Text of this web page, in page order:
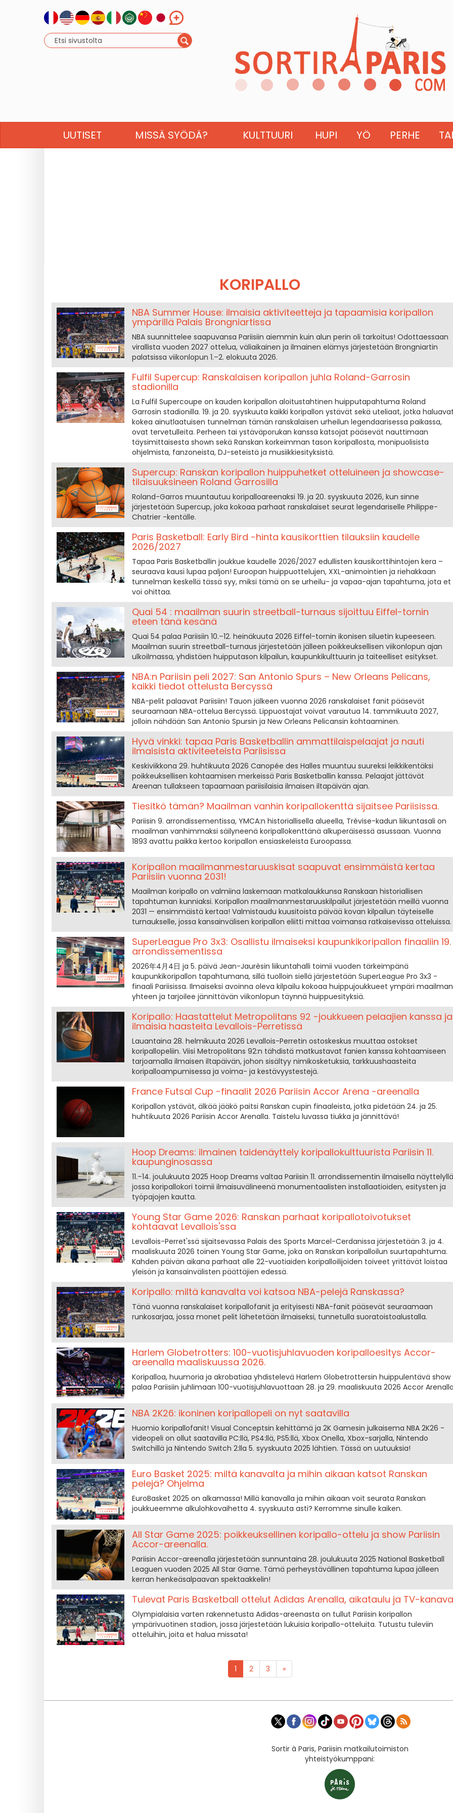
UUTISET MISSÄ SYÖDÄ? KULTTUURI HUPI YÖ PERHE
KORIPALLO
NBA Summer House: ilmaisia aktiviteetteja ja tapaamisia koripallon
ympärillä Palais Brongniartissa
NBA suunnittelee saapuvansa Pariisiin aiemmin kuin alun perin oli tarkoitus! Odottaessaan
virallista vuoden 2027 ottelua, väliaikainen ja ilmainen elämys järjestetään Brongniartin
palatsissa viikonlopun 1.–2. elokuuta 2026.
Fulfil Supercup: Ranskalaisen koripallon juhla Roland-Garrosin
stadionilla
La Fulfil Supercoupe on kauden koripallon aloitustahtinen huipputapahtuma Roland
Garrosin stadionilla. 19. ja 20. syyskuuta kaikki koripallon ystävät sekä uteliaat, jotka
kokea ainutlaatuisen tunnelman tämän ranskalaisen urheilun legendaarisessa paikassa,
ovat tervetulleita. Perheen tai ystäväporukan kanssa katsojat pääsevät nauttimaan
täysimittaisesta shown sekä Ranskan korkeimman tason koripallosta, monipuolisista
ohjelmista, fanzoneista, DJ-seteistä ja musiikkiesityksistä.
Supercup: Ranskan koripallon huippuhetket otteluineen ja showcase-
tilaisuuksineen Roland Garrosilla
Roland-Garros muuntautuu koripalloareenaksi 19. ja 20. syyskuuta 2026, kun sinne
järjestetään Supercup, joka kokoaa parhaat ranskalaiset seurat legendariselle Philippe-
Chatrier -kentälle.
Paris Basketball: Early Bird -hinta kausikorttien tilauksiin kaudelle
2026/2027
Tapaa Paris Basketballin joukkue kaudelle 2026/2027 edullisten kausikorttihintojen kera –
seuraava kausi lupaa paljon! Euroopan huippuottelujen, XXL-animointien ja riehakkaan
tunnelman keskellä tässä syy, miksi tämä on se urheilu- ja vapaa-ajan tapahtuma, jota et
voi ohittaa.
Quai 54 : maailman suurin streetball-turnaus sijoittuu Eiffel-tornin
eteen tänä kesänä
Quai 54 palaa Pariisiin 10.–12. heinäkuuta 2026 Eiffel-tornin ikonisen siluetin kupeeseen.
Maailman suurin streetball-turnaus järjestetään jälleen poikkeuksellisen viikonlopun ajan
ulkoilmassa, yhdistäen huipputason kilpailun, kaupunkikulttuurin ja taiteelliset esitykset.
NBA:n Pariisin peli 2027: San Antonio Spurs – New Orleans Pelicans,
kaikki tiedot ottelusta Bercyssä
NBA-pelit palaavat Pariisiin! Tauon jälkeen vuonna 2026 ranskalaiset fanit pääsevät
seuraamaan NBA-ottelua Bercyssä. Lippuostajat voivat varautua 14. tammikuuta 2027,
jolloin nähdään San Antonio Spursin ja New Orleans Pelicansin kohtaaminen.
Hyvä vinkki: tapaa Paris Basketballin ammattilaispelaajat ja nauti
ilmaisista aktiviteeteista Pariisissa
Keskiviikkona 29. huhtikuuta 2026 Canopée des Halles muuntuu suureksi leikkikentäksi
poikkeuksellisen kohtaamisen merkeissä Paris Basketballin kanssa. Pelaajat jättävät
Areenan tullakseen tapaamaan pariisilaisia ilmaisen iltapäivän ajan.
Tiesitkö tämän? Maailman vanhin koripallokenttä sijaitsee Pariisissa.
Pariisin 9. arrondissementissa, YMCA:n historiallisella alueella, Trévise-kadun liikuntasali on
maailman vanhimmaksi säilyneenä koripallokenttänä alkuperäisessä asussaan. Vuonna
1893 avattu paikka kertoo koripallon ensiaskeleista Euroopassa.
Koripallon maailmanmestaruuskisat saapuvat ensimmäistä kertaa
Pariisiin vuonna 2031!
Maailman koripallo on valmiina laskemaan matkalaukkunsa Ranskaan historiallisen
tapahtuman kunniaksi. Koripallon maailmanmestaruuskilpailut järjestetään meillä vuonna
2031 — ensimmäistä kertaa! Valmistaudu kuusitoista päivää kovan kilpailun täyteiselle
turnaukselle, jossa kansainvälisen koripallon eliitti mittaa voimansa ratkaisevissa otteluissa.
SuperLeague Pro 3x3: Osallistu ilmaiseksi kaupunkikoripallon finaaliin 19.
arrondissementissa
2026年4月4日 ja 5. päivä Jean-Jaurèsin liikuntahalli toimii vuoden tärkeimpänä
kaupunkikoripallon tapahtumana, sillä tuolloin siellä järjestetään SuperLeague Pro 3x3 -
finaali Pariisissa. Ilmaiseksi avoinna oleva kilpailu kokoaa huippujoukkueet ympäri maailman
yhteen ja tarjoilee jännittävän viikonlopun täynnä huippuesityksiä.
Koripallo: Haastattelut Metropolitans 92 -joukkueen pelaajien kanssa ja
ilmaisia haasteita Levallois-Perretissä
Lauantaina 28. helmikuuta 2026 Levallois-Perretin ostoskeskus muuttaa ostokset
koripallopeliin. Viisi Metropolitans 92:n tähdistä matkustavat fanien kanssa kohtaamiseen
tarjoamalla ilmaisen iltapäivän, johon sisältyy nimikosketuksia, tarkkuushaasteita
koripalloampumisessa ja voima- ja kestävyystestejä.
France Futsal Cup -finaalit 2026 Pariisin Accor Arena -areenalla
Koripallon ystävät, älkää jääkö paitsi Ranskan cupin finaaleista, jotka pidetään 24. ja 25.
huhtikuuta 2026 Pariisin Accor Arenalla. Taistelu luvassa tiukka ja jännittävä!
Hoop Dreams: ilmainen taidenäyttely koripallokulttuurista Pariisin 11.
kaupunginosassa
11.–14. joulukuuta 2025 Hoop Dreams valtaa Pariisin 11. arrondissementin ilmaisella
jossa koripallokori toimii ilmaisuvälineenä monumentaalisten installaatioiden, esitysten ja
työpajojen kautta.
Young Star Game 2026: Ranskan parhaat koripallotoivotukset
kohtaavat Levallois'ssa
Levallois-Perret'ssä sijaitsevassa Palais des Sports Marcel-Cerdanissa järjestetään 3. ja 4.
maaliskuuta 2026 toinen Young Star Game, joka on Ranskan koripalloilun suurtapahtuma.
Kahden päivän aikana parhaat alle 22-vuotiaiden koripalloilijoiden toiveet yrittävät loistaa
yleisön ja kansainvälisten päättäjien edessä.
Koripallo: miltä kanavalta voi katsoa NBA-pelejä Ranskassa?
Tänä vuonna ranskalaiset koripallofanit ja erityisesti NBA-fanit pääsevät seuraamaan
runkosarjaa, jossa monet pelit lähetetään ilmaiseksi, tunnetulla suoratoistoalustalla.
Harlem Globetrotters: 100-vuotisjuhlavuoden koripalloesitys Accor-
areenalla maaliskuussa 2026.
Koripalloa, huumoria ja akrobatiaa yhdistelevä Harlem Globetrottersin huippulentävä show
palaa Pariisiin juhlimaan 100-vuotisjuhlavuottaan 28. ja 29. maaliskuuta 2026 Accor
NBA 2K26: ikoninen koripallopeli on nyt saatavilla
Huomio koripallofanit! Visual Conceptsin kehittämä ja 2K Gamesin julkaisema NBA 2K26 -
videopeli on ollut saatavilla PC:llä, PS4:llä, PS5:llä, Xbox Onella, Xbox-sarjalla, Nintendo
Switchillä ja Nintendo Switch 2:lla 5. syyskuuta 2025 lähtien. Tässä on uutuuksia!
Euro Basket 2025: miltä kanavalta ja mihin aikaan katsot Ranskan
pelejä? Ohjelma
EuroBasket 2025 on alkamassa! Millä kanavalla ja mihin aikaan voit seurata Ranskan
joukkueemme alkulohkovaihetta 4. syyskuuta asti? Kerromme sinulle kaiken.
All Star Game 2025: poikkeuksellinen koripallo-ottelu ja show Pariisin
Accor-areenalla.
Pariisin Accor-areenalla järjestetään sunnuntaina 28. joulukuuta 2025 National Basketball
Leaguen vuoden 2025 All Star Game. Tämä perheystävällinen tapahtuma lupaa jälleen
kerran henkeäsalpaavan spektaakkelin!
Tulevat Paris Basketball ottelut Adidas Arenalla, aikataulu ja TV-kanava
Olympialaisia varten rakennetusta Adidas-areenasta on tullut Pariisin koripallon
ympärivuotinen stadion, jossa järjestetään lukuisia koripallo-otteluita. Tutustu tuleviin
otteluihin, joita et halua missata!
1 2 3 »
Sortir à Paris, Pariisin matkailutoimiston
yhteistyökumppani: